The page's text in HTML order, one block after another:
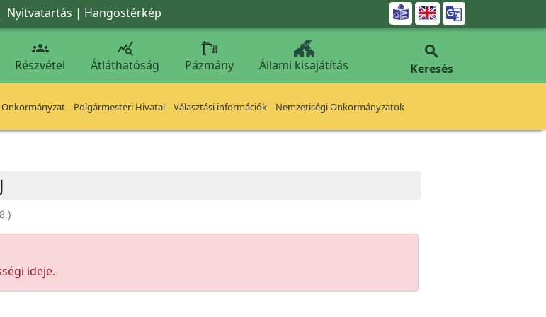
Nyitvatartás | Hangostérkép 

Részvétel

Átláthatóság Pázmány Állami kisajátítás

Keresés
Önkormányzat Polgármesteri Hivatal Választási információk Nemzetiségi Önkormányzatok
)
ideje.